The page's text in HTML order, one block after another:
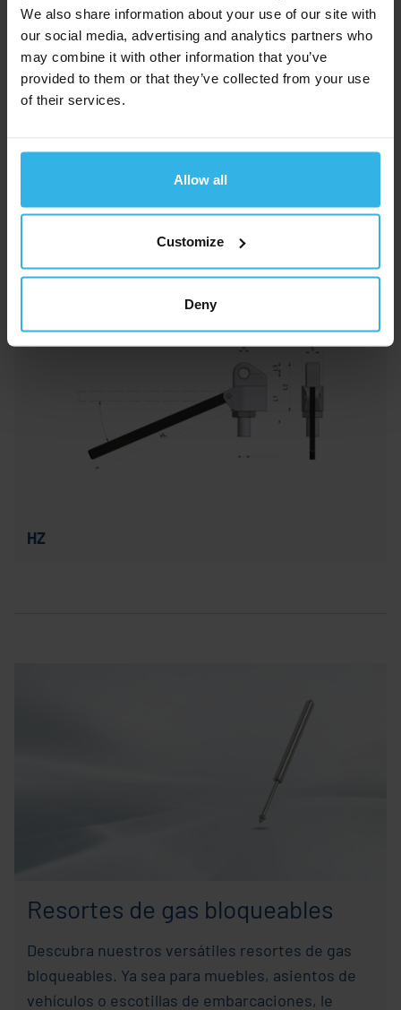
We also share information about your use of our site with
our social media, advertising and analytics partners who
may combine it with other information that you’ve
provided to them or that they’ve collected from your use
of their services.
Allow all
Customize
Deny
HZ
Resortes de gas bloqueables
Descubra nuestros versátiles resortes de gas
bloqueables. Ya sea para muebles, asientos de
vehículos o escotillas de embarcaciones, le